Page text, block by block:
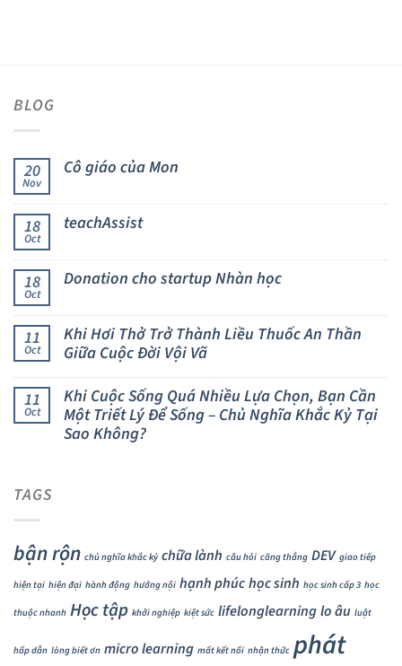
BLOG
20
Nov
Cô giáo của Mon
18
Oct
teachAssist
18
Oct
Donation cho startup Nhàn học
11
Oct
Khi Hơi Thở Trở Thành Liều Thuốc An Thần
Giữa Cuộc Đời Vội Vã
11
Oct
Khi Cuộc Sống Quá Nhiều Lựa Chọn, Bạn Cần
Một Triết Lý Để Sống – Chủ Nghĩa Khắc Kỷ Tại
Sao Không?
TAGS
bận rộn chủ nghĩa khắc kỷ chữa lành câu hỏi căng thẳng DEV giao tiếp
hiện tại hiện đại hành động hướng nội hạnh phúchọc sinh học sinh cấp 3 học
thuộc nhanh Học tập khởi nghiệp kiệt sức lifelonglearninglo âu luật
hấp dẫn lòng biết ơn micro learning mất kết nối nhận thức phát